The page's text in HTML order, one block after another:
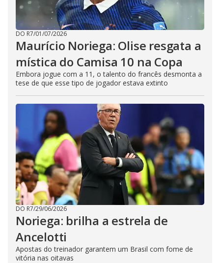
DO R7/01/07/2026
Maurício Noriega: Olise resgata a
mística do Camisa 10 na Copa
Embora jogue com a 11, o talento do francês desmonta a
tese de que esse tipo de jogador estava extinto
DO R7/29/06/2026
Noriega: brilha a estrela de
Ancelotti
Apostas do treinador garantem um Brasil com fome de
vitória nas oitavas